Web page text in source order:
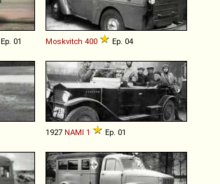
Ep. 01 Moskvitch 400 Ep. 04
1927 NAMI 1 Ep. 01